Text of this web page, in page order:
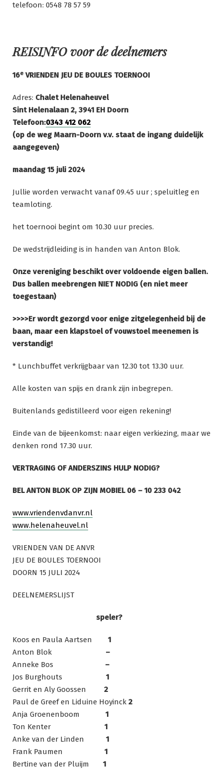
telefoon: 0548 78 57 59
REISINFO voor de deelnemers
16e VRIENDEN JEU DE BOULES TOERNOOI
Adres: Chalet Helenaheuvel
Sint Helenalaan 2, 3941 EH Doorn
Telefoon:0343 412 062
(op de weg Maarn-Doorn v.v. staat de ingang duidelijk
aangegeven)
maandag 15 juli 2024
Jullie worden verwacht vanaf 09.45 uur ; speluitleg en
teamloting.
het toernooi begint om 10.30 uur precies.
De wedstrijdleiding is in handen van Anton Blok.
Onze vereniging beschikt over voldoende eigen ballen.
Dus ballen meebrengen NIET NODIG (en niet meer
toegestaan)
>>>>Er wordt gezorgd voor enige zitgelegenheid bij de
baan, maar een klapstoel of vouwstoel meenemen is
verstandig!
* Lunchbuffet verkrijgbaar van 12.30 tot 13.30 uur.
Alle kosten van spijs en drank zijn inbegrepen.
Buitenlands gedistilleerd voor eigen rekening!
Einde van de bijeenkomst: naar eigen verkiezing, maar we
denken rond 17.30 uur.
VERTRAGING OF ANDERSZINS HULP NODIG?
BEL ANTON BLOK OP ZIJN MOBIEL 06 – 10 233 042
www.vriendenvdanvr.nl
www.helenaheuvel.nl
VRIENDEN VAN DE ANVR
JEU DE BOULES TOERNOOI
DOORN 15 JULI 2024
DEELNEMERSLIJST
speler?
Koos en Paula Aartsen 1
Anton Blok –
Anneke Bos –
Jos Burghouts 1
Gerrit en Aly Goossen
2
Paul de Greef en Liduine Hoyinck 2
Anja Groenenboom 1
Ton Kenter
1
Anke van der Linden 1
Frank Paumen 1
Bertine van der Pluijm
1